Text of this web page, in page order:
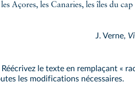
les Açores, les Canaries, les îles du
J. Verne,
Réécrivez le texte en remplaçant «
les modifications nécessaires.